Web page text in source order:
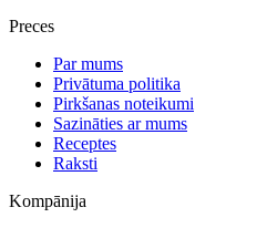
Preces
Par mums
Privātuma politika
Pirkšanas noteikumi
Sazināties ar mums
Receptes
Raksti
Kompānija